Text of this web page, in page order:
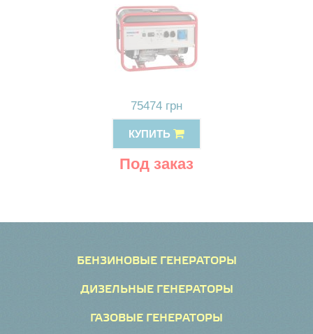
75474 грн
КУПИТЬ
Под заказ
БЕНЗИНОВЫЕ ГЕНЕРАТОРЫ
ДИЗЕЛЬНЫЕ ГЕНЕРАТОРЫ
ГАЗОВЫЕ ГЕНЕРАТОРЫ